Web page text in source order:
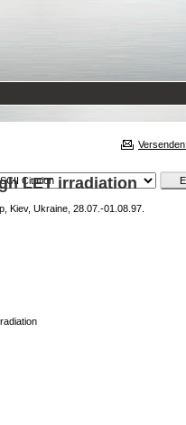
Versenden
LET irradiation
Kiev, Ukraine, 28.07.-01.08.97.